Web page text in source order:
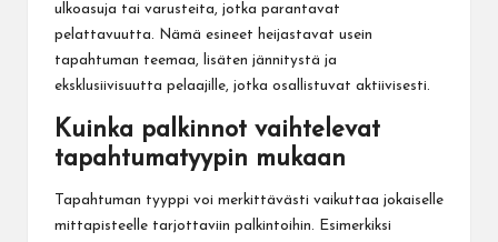
ulkoasuja tai varusteita, jotka parantavat
pelattavuutta. Nämä esineet heijastavat usein
tapahtuman teemaa, lisäten jännitystä ja
eksklusiivisuutta pelaajille, jotka osallistuvat aktiivisesti.
Kuinka palkinnot vaihtelevat
tapahtumatyypin mukaan
Tapahtuman tyyppi voi merkittävästi vaikuttaa jokaiselle
mittapisteelle tarjottaviin palkintoihin. Esimerkiksi